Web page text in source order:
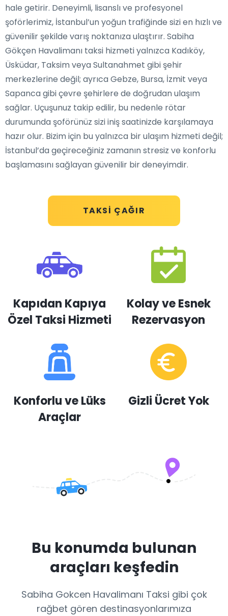
TAKSI ÇAĞIR
hale getirir. Deneyimli, lisanslı ve profesyonel
şoförlerimiz, İstanbul’un yoğun trafiğinde sizi en hızlı ve
güvenilir şekilde varış noktanıza ulaştırır. Sabiha
Gökçen Havalimanı taksi hizmeti yalnızca Kadıköy,
Üsküdar, Taksim veya Sultanahmet gibi şehir
merkezlerine değil; ayrıca Gebze, Bursa, İzmit veya
Sapanca gibi çevre şehirlere de doğrudan ulaşım
sağlar. Uçuşunuz takip edilir, bu nedenle rötar
durumunda şoförünüz sizi iniş saatinizde karşılamaya
hazır olur. Bizim için bu yalnızca bir ulaşım hizmeti değil;
İstanbul’da geçireceğiniz zamanın stresiz ve konforlu
başlamasını sağlayan güvenilir bir deneyimdir.
Kapıdan Kapıya
Özel Taksi Hizmeti
Kolay ve Esnek
Rezervasyon
Konforlu ve Lüks
Araçlar
Gizli Ücret Yok
Bu konumda bulunan
araçları keşfedin
Sabiha Gokcen Havalimanı Taksi gibi çok
rağbet gören destinasyonlarımıza